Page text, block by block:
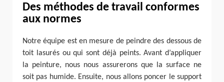
Des méthodes de travail conformes
aux normes
Notre équipe est en mesure de peindre des dessous de
toit lasurés ou qui sont déjà peints. Avant d’appliquer
la peinture, nous nous assurerons que la surface ne
soit pas humide. Ensuite, nous allons poncer le support